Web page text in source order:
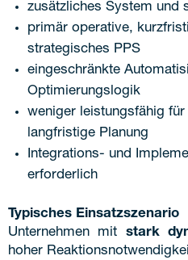
zusätzliches System und
primär operative,
strategisches PPS
eingeschränkte
Optimierungslogik
weniger leistungsfähig
langfristige Planung
Integrations- und
erforderlich
Typisches Einsatzszenario
Unternehmen mit stark
hoher